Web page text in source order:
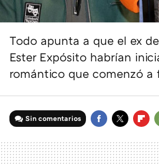
Todo apunta a que el ex
Ester Expósito habrían
romántico que comenzó a
Sin comentarios